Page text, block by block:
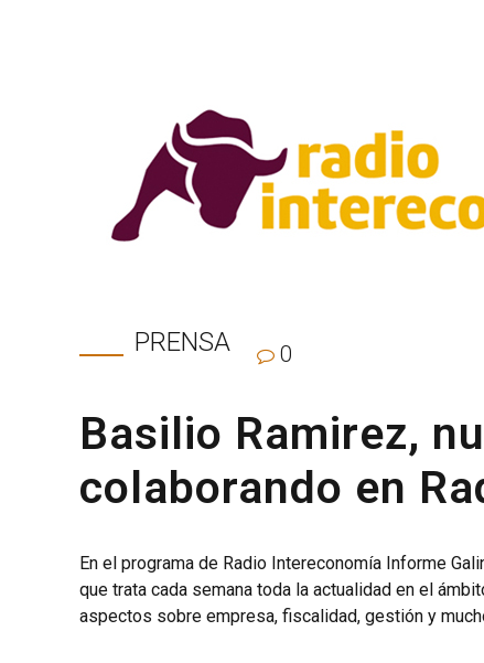
PRENSA 0
Basilio Ramirez,
colaborando en
En el programa de Radio Intereconomía Informe
que trata cada semana toda la actualidad en el
aspectos sobre empresa, fiscalidad, gestión y